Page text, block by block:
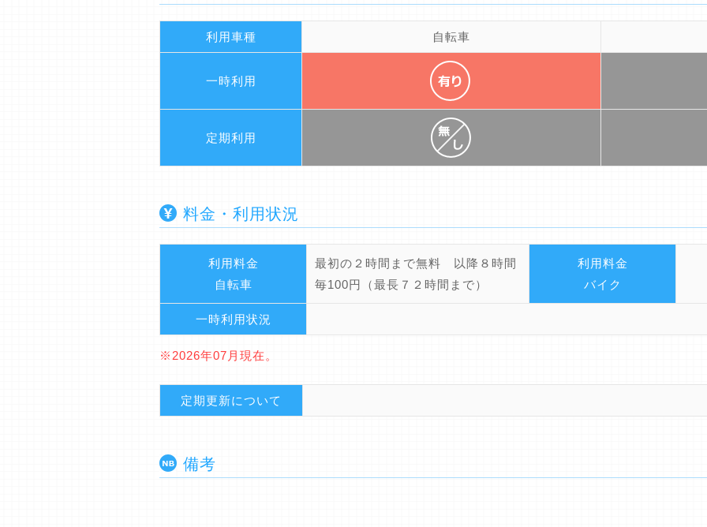
利用車種 自転車
一時利用
定期利用
料金・利用状況
利用料金
自転車
最初の２時間まで無料 以降８時間
毎100円（最長７２時間まで）
利用料金
バイク
一時利用状況
※2026年07月現在。
定期更新について
備考